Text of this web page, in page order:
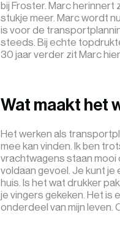
bij Froster. Marc herinnert
stukje meer. Marc wordt
is voor de
steeds. Bij echte
30 jaar verder zit Marc
Wat maakt het
Het werken als
mee kan vinden. Ik ben
vrachtwagens staan mooi
voldaan gevoel. Je kunt je
huis. Is het wat drukker
je vingers gekeken. Het is
onderdeel van mijn leven.